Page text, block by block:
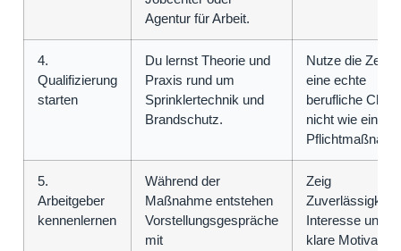
Agentur für Arbeit.
4.
Qualifizierung
starten
Du lernst Theorie und
Praxis rund um
Sprinklertechnik und
Brandschutz.
Nutze die Zeit
eine echte
berufliche
nicht wie eine
5.
Arbeitgeber
kennenlernen
Während der
Maßnahme entstehen
Vorstellungsgespräche
mit
Zeig
Zuverlässigkeit,
Interesse und
klare Motivation